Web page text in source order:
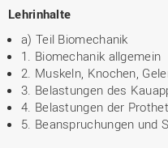
Lehrinhalte
a) Teil Biomechanik
1. Biomechanik allgemein
2. Muskeln, Knochen,
3. Belastungen des
4. Belastungen der
5. Beanspruchungen und